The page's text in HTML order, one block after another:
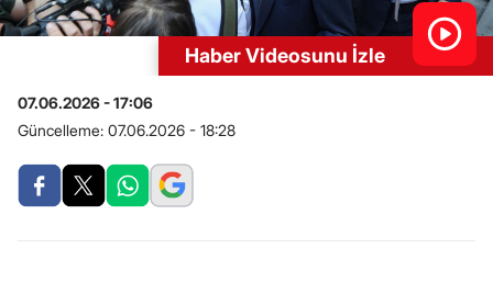
Haber Videosunu İzle
07.06.2026 - 17:06
Güncelleme: 07.06.2026 - 18:28